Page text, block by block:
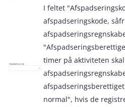
I feltet
afspadseringskode,
timer på aktiviteten
normal", hvis de